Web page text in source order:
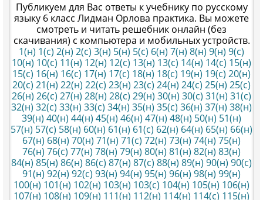
Публикуем для Вас ответы к учебнику по русскому
языку 6 класс Лидман Орлова практика. Вы можете
смотреть и читать решебник онлайн (без
скачивания) с компьютера и мобильных устройств.
1(н) 1(с) 2(н) 2(с) 3(н) 5(н) 5(с) 6(н) 7(н) 8(н) 9(н) 9(с)
10(н) 10(с) 11(н) 12(н) 12(с) 13(н) 13(с) 14(н) 14(с) 15(н)
15(с) 16(н) 16(с) 17(н) 17(с) 18(н) 18(с) 19(н) 19(с) 20(н)
20(с) 21(н) 22(н) 22(с) 23(н) 23(с) 24(н) 24(с) 25(н) 25(с)
26(н) 26(с) 27(н) 28(н) 28(с) 29(н) 30(н) 30(с) 31(н) 31(с)
32(н) 32(с) 33(н) 33(с) 34(н) 35(н) 35(с) 36(н) 37(н) 38(н)
39(н) 40(н) 44(н) 45(н) 46(н) 47(н) 48(н) 50(н) 51(н)
57(н) 57(с) 58(н) 60(н) 61(н) 61(с) 62(н) 64(н) 65(н) 66(н)
67(н) 68(н) 70(н) 71(н) 71(с) 72(н) 73(н) 74(н) 75(н)
76(н) 76(с) 77(н) 78(н) 79(н) 80(н) 81(н) 82(н) 83(н)
84(н) 85(н) 86(н) 86(с) 87(н) 87(с) 88(н) 89(н) 90(н) 90(с)
91(н) 92(н) 92(с) 93(н) 94(н) 95(н) 96(н) 98(н) 99(н)
100(н) 101(н) 102(н) 103(н) 103(с) 104(н) 105(н) 106(н)
107(н) 108(н) 109(н) 111(н) 112(н) 114(н) 114(с) 115(н)